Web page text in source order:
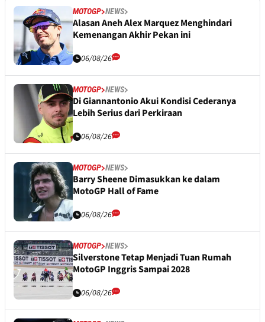
MOTOGP NEWS
Alasan Aneh Alex Marquez Menghindari
Kemenangan Akhir Pekan ini
06/08/26
MOTOGP NEWS
Di Giannantonio Akui Kondisi Cederanya
Lebih Serius dari Perkiraan
06/08/26
MOTOGP NEWS
Barry Sheene Dimasukkan ke dalam
MotoGP Hall of Fame
06/08/26
MOTOGP NEWS
Silverstone Tetap Menjadi Tuan Rumah
MotoGP Inggris Sampai 2028
06/08/26